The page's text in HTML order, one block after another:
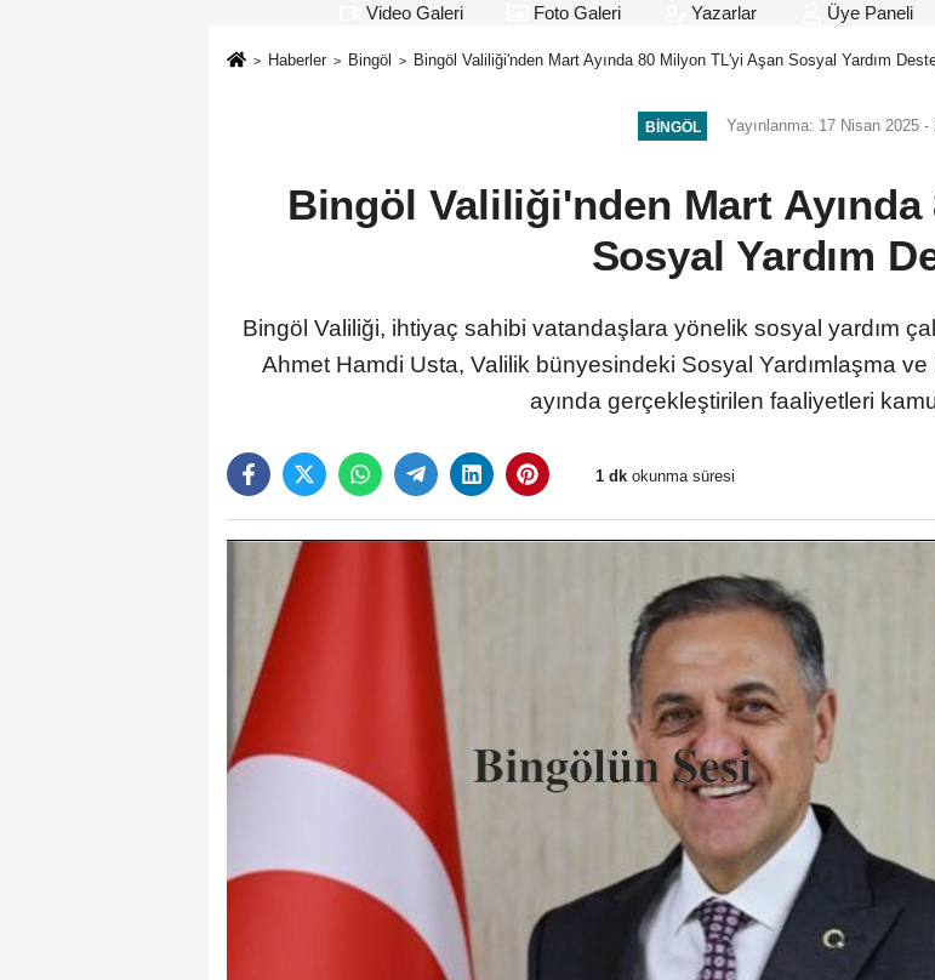
Video Galeri Foto Galeri Yazarlar Üye Paneli
Haberler Bingöl Bingöl Valiliği'nden Mart Ayında 80 Milyon TL'yi Aşan Sosyal Yardım
BINGÖL Yayınlanma: 17 Nisan 2025 -
Bingöl Valiliği'nden Mart
Sosyal Yardım
Bingöl Valiliği, ihtiyaç sahibi vatandaşlara yönelik sosyal yardım
Ahmet Hamdi Usta, Valilik bünyesindeki Sosyal Yardımlaşma ve
ayında gerçekleştirilen faaliyetleri
1 dk okunma süresi